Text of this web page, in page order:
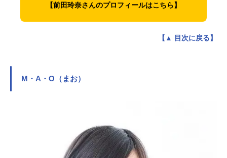
【前田玲奈さんのプロフィールはこちら】
【▲ 目次に戻る】
M・A・O（まお）